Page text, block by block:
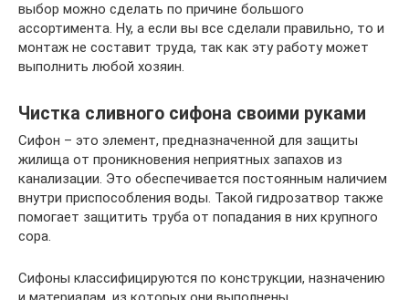
выбор можно сделать по причине большого
ассортимента. Ну, а если вы все сделали правильно, то и
монтаж не составит труда, так как эту работу может
выполнить любой хозяин.
Чистка сливного сифона своими руками
Сифон – это элемент, предназначенной для защиты
жилища от проникновения неприятных запахов из
канализации. Это обеспечивается постоянным наличием
внутри приспособления воды. Такой гидрозатвор также
помогает защитить труба от попадания в них крупного
сора.
Сифоны классифицируются по конструкции, назначению